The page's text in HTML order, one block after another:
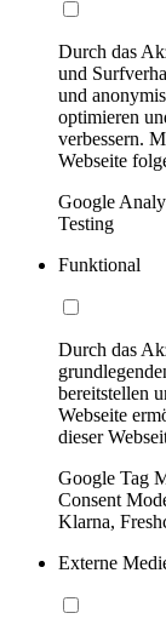
Durch das
und
und
optimieren
verbessern.
Webseite
Google
Testing
Funktional
Durch das
bereitstellen
Webseite
dieser
Google Tag
Consent
Klarna,
Externe